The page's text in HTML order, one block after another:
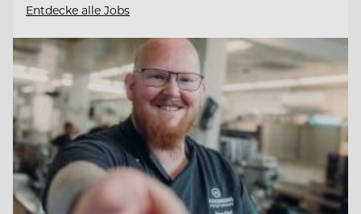
Entdecke alle Jobs